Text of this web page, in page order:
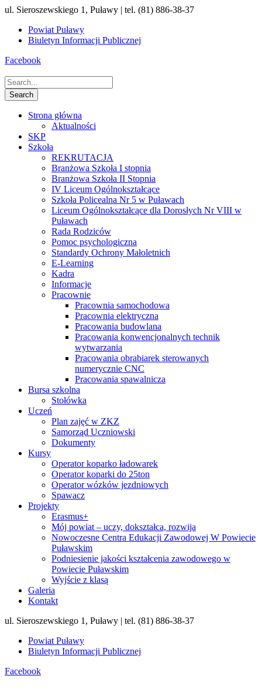
ul. Sieroszewskiego 1, Puławy | tel. (81) 886-38-37
Powiat Puławy
Biuletyn Informacji Publicznej
Facebook
Strona główna
Aktualności
SKP
Szkoła
REKRUTACJA
Branżowa Szkoła I stopnia
Branżowa Szkoła II Stopnia
IV Liceum Ogólnokształcące
Szkoła Policealna Nr 5 w Puławach
Liceum Ogólnokształcące dla Dorosłych Nr VIII w
Puławach
Rada Rodziców
Pomoc psychologiczna
Standardy Ochrony Małoletnich
E-Learning
Kadra
Informacje
Pracownie
Pracownia samochodowa
Pracownia elektryczna
Pracowania budowlana
Pracowania konwencjonalnych technik
wytwarzania
Pracowania obrabiarek sterowanych
numerycznie CNC
Pracowania spawalnicza
Bursa szkolna
Stołówka
Uczeń
Plan zajęć w ZKZ
Samorząd Uczniowski
Dokumenty
Kursy
Operator koparko ładowarek
Operator koparki do 25ton
Operator wózków jezdniowych
Spawacz
Projekty
Erasmus+
Mój powiat – uczy, dokształca, rozwija
Nowoczesne Centra Edukacji Zawodowej W Powiecie
Puławskim
Podniesienie jakości kształcenia zawodowego w
Powiecie Puławskim
Wyjście z klasą
Galeria
Kontakt
ul. Sieroszewskiego 1, Puławy | tel. (81) 886-38-37
Powiat Puławy
Biuletyn Informacji Publicznej
Facebook